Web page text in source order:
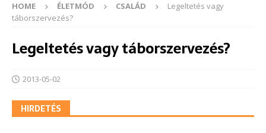
HOME ÉLETMÓD CSALÁD
Legeltetés vagy
táborszervezés?
Legeltetés vagy táborszervezés?
2013-05-02
HIRDETÉS